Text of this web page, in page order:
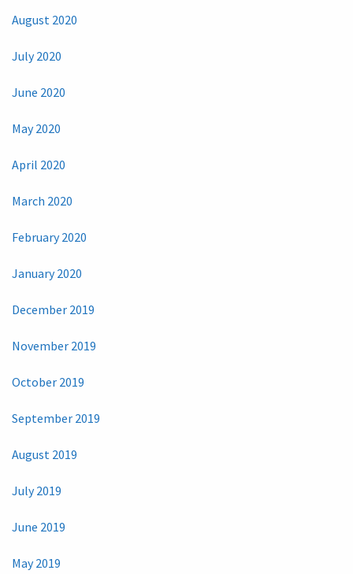
August 2020
July 2020
June 2020
May 2020
April 2020
March 2020
February 2020
January 2020
December 2019
November 2019
October 2019
September 2019
August 2019
July 2019
June 2019
May 2019